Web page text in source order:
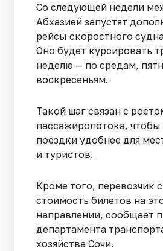
Со следующей недели
Абхазией запустят
рейсы скоростного
Оно будет курсировать
неделю — по средам,
воскресеньям.
Такой шаг связан с
пассажиропотока, чтобы
поездки удобнее для
и туристов.
Кроме того, перевозчик
стоимость билетов на
направлении, сообщает
департамента
хозяйства Сочи.